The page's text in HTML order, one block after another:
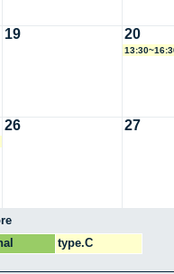
19 20
26 27
type.C